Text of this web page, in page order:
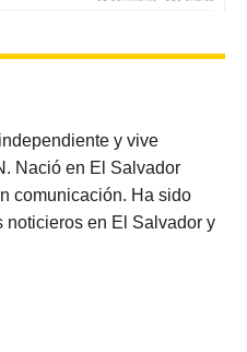
y vive
Nació en El Salvador
comunicación. Ha sido
noticieros en El Salvador y